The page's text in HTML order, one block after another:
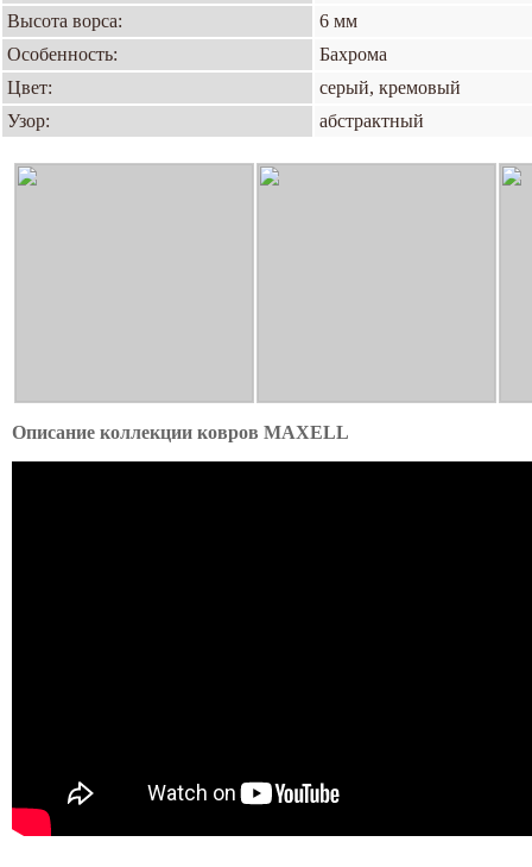
Высота ворса:
6 мм
Особенность:
Бахрома
Цвет:
серый, кремовый
Узор:
абстрактный
Описание коллекции ковров MAXELL